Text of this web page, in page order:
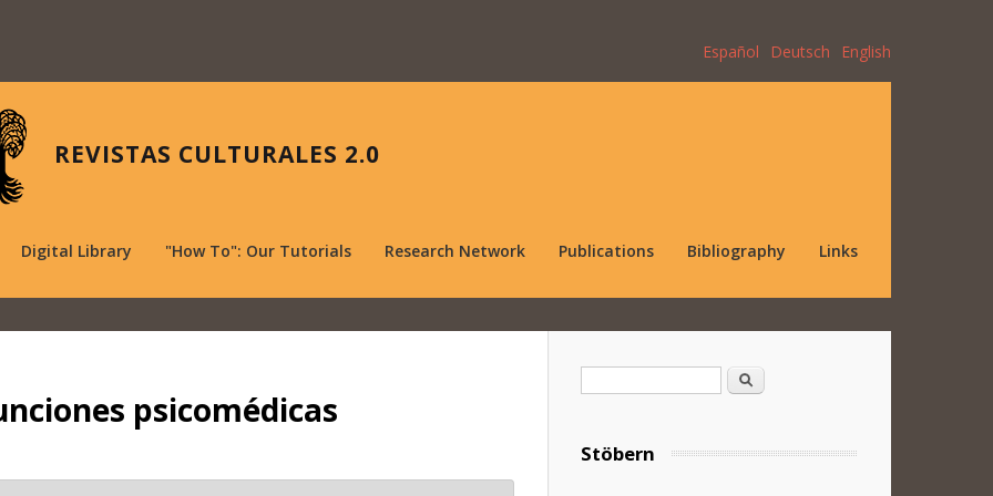
Español Deutsch English
REVISTAS CULTURALES 2.0
Digital Library "How To": Our Tutorials Research Network Publications Bibliography Links
psicomédicas
Search
Stöbern